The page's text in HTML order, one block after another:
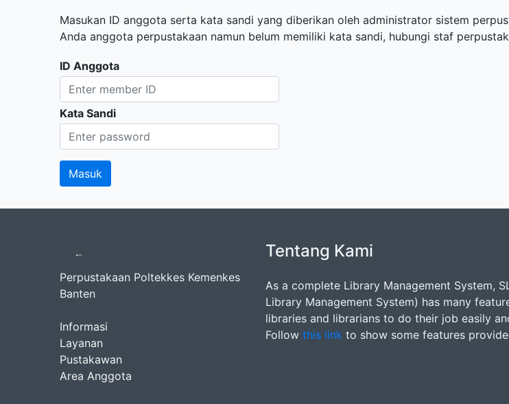
Masukan ID anggota serta kata sandi yang diberikan oleh administrator sistem
Anda anggota perpustakaan namun belum memiliki kata sandi, hubungi staf
ID Anggota
Kata Sandi
Perpustakaan Poltekkes Kemenkes
Banten
Informasi
Layanan
Pustakawan
Area Anggota
Tentang Kami
As a complete Library Management System,
Library Management System) has many
libraries and librarians to do their job easily
Follow this link to show some features